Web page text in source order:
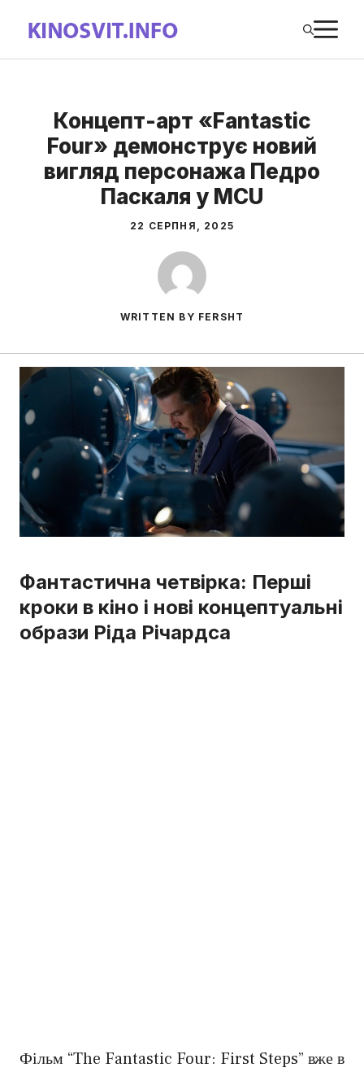
вмісту
Концепт-арт «Fantastic
Four» демонструє новий
вигляд персонажа Педро
Паскаля у MCU
22 СЕРПНЯ, 2025
WRITTEN BY FERSHT
Фантастична четвірка: Перші
кроки в кіно і нові концептуальні
образи Ріда Річардса
Фільм “The Fantastic Four: First Steps” вже в